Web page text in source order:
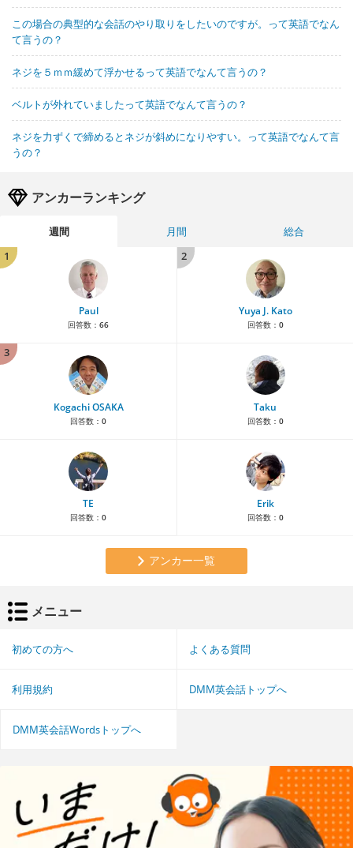
この場合の典型的な会話のやり取りをしたいのですが。って英語でなん
て言うの？
ネジを５ｍｍ緩めて浮かせるって英語でなんて言うの？
ベルトが外れていましたって英語でなんて言うの？
ネジを力ずくで締めるとネジが斜めになりやすい。って英語でなんて言
うの？
アンカーランキング
週間 月間
総合
1
Paul
回答数： 66
2
Yuya J. Kato
回答数： 0
3
Kogachi OSAKA
回答数： 0
Taku
回答数： 0
TE
回答数： 0
Erik
回答数： 0
アンカー一覧
メニュー
初めての方へ よくある質問
利用規約 DMM英会話トップへ
DMM英会話Wordsトップへ